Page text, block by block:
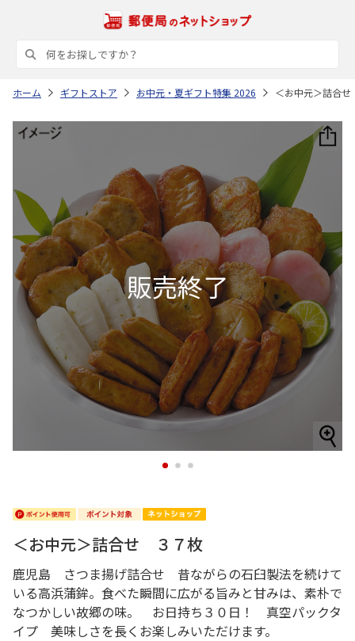
ホーム ギフトストア お中元・夏ギフト特集 2026 ＜お中元＞詰合
1 2 3
＜お中元＞詰合せ ３７枚
鹿児島 さつま揚げ詰合せ 昔ながらの石臼製法を続けて
いる高浜蒲鉾。食べた瞬間に広がる旨みと甘みは、素朴で
なつかしい故郷の味。 お日持ち３０日！ 真空パックタ
イプ 美味しさを長くお楽しみいただけます。